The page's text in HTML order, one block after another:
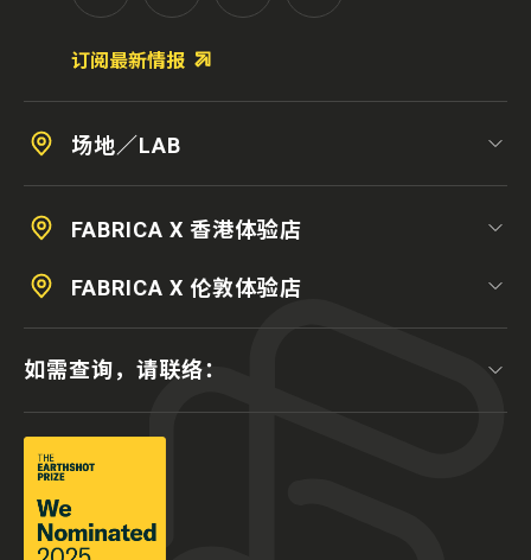
订阅最新情报
场地／LAB
FABRICA X 香港体验店
FABRICA X 伦敦体验店
如需查询，请联络：